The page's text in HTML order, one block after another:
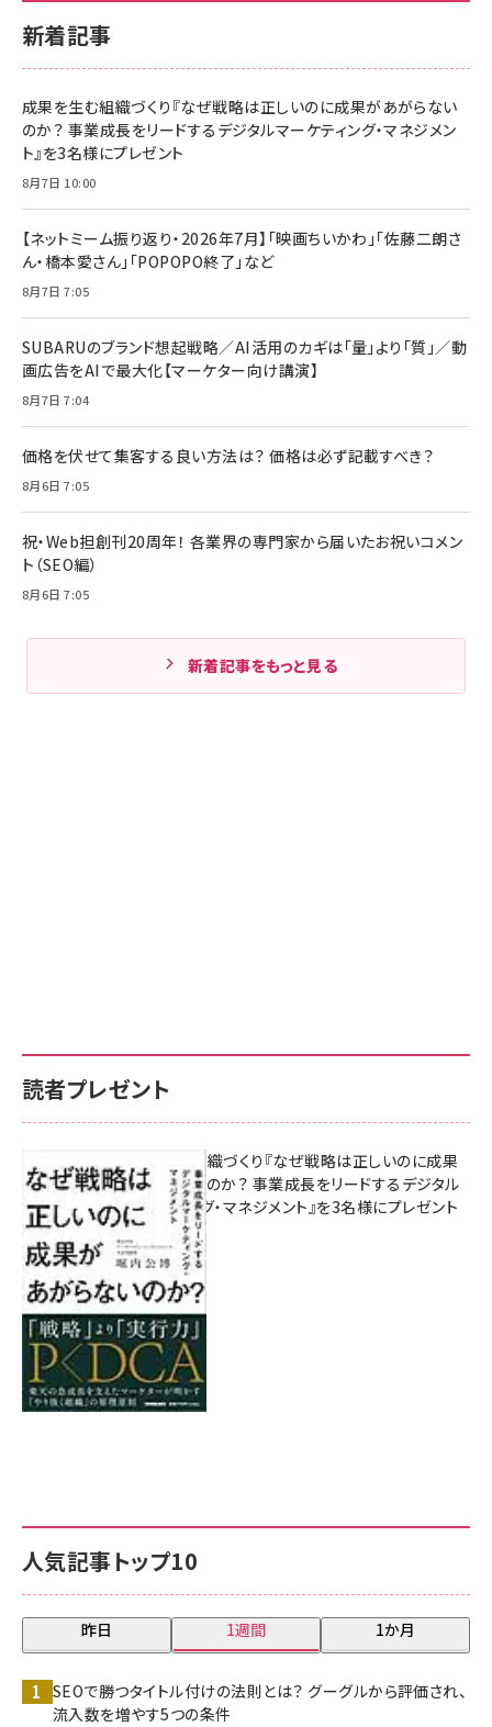
新着記事
成果を生む組織づくり『なぜ戦略は正しいのに成果があがらない
のか？ 事業成長をリードするデジタルマーケティング・マネジメン
ト』を3名様にプレゼント
8月7日 10:00
【ネットミーム振り返り・2026年7月】「映画ちいかわ」「佐藤二朗さ
ん・橋本愛さん」「POPOPO終了」など
8月7日 7:05
SUBARUのブランド想起戦略／AI活用のカギは「量」より「質」／動
画広告をAIで最大化【マーケター向け講演】
8月7日 7:04
価格を伏せて集客する良い方法は？ 価格は必ず記載すべき？
8月6日 7:05
祝・Web担創刊20周年！ 各業界の専門家から届いたお祝いコメン
ト（SEO編）
8月6日 7:05
新着記事をもっと見る
人気記事トップ10
昨日 1週間 1か月
SEOで勝つタイトル付けの法則とは？ グーグルから評価され、
流入数を増やす5つの条件
読者プレゼント
成果を生む組織づくり『なぜ戦略は正しいのに成果
があがらないのか？ 事業成長をリードするデジタル
マーケティング・マネジメント』を3名様にプレゼント
8月7日 10:00